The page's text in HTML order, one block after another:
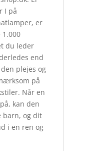
I på
er
du leder
end
plejes og
på
Når en
kan den
barn, og dit
i en ren og